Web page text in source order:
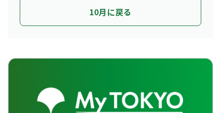
10月に戻る